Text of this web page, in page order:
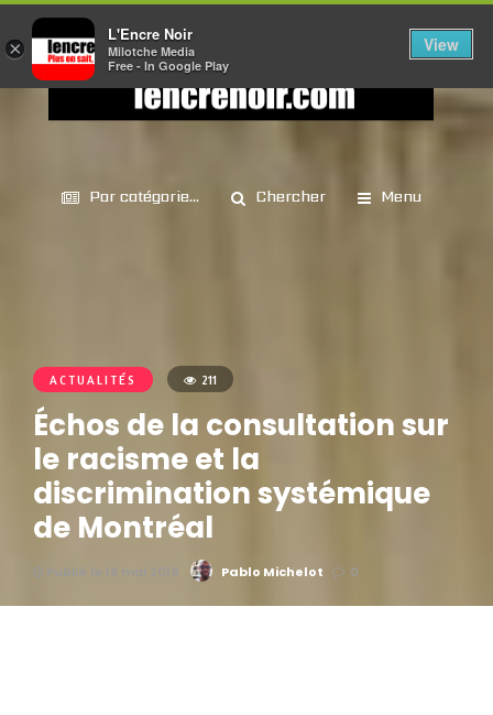
Par catégorie... Chercher Menu
ACTUALITÉS 211
Échos de la consultation sur
le racisme et la
discrimination systémique
de Montréal
Publié le 16 mai 2019 Pablo Michelot 0
×
L'Encre Noir
Milotche Media
Free - In Google Play
View